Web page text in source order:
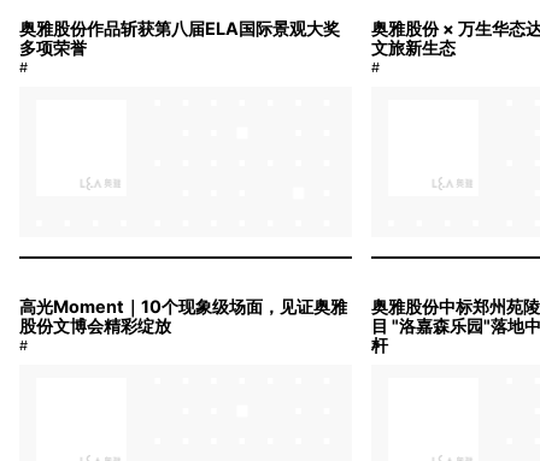
奥雅股份作品斩获第八届ELA国际景观大奖
多项荣誉
#
奥雅股份 × 万生华态
文旅新生态
#
高光Moment｜10个现象级场面，见证奥雅
股份文博会精彩绽放
#
奥雅股份中标郑州苑
目 "洛嘉森乐园"落地
杆
#